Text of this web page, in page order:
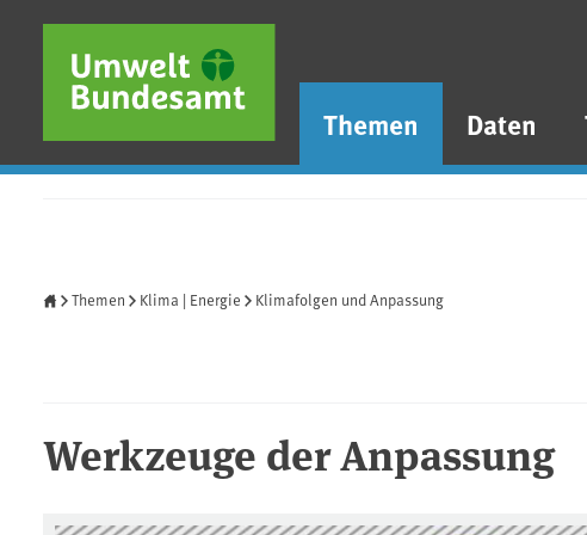
Direkt zum Inhalt
Direkt zum Hauptmenü
Direkt zur Fußzeile
Themen Daten
Themen Klima | Energie Klimafolgen und Anpassung
Werkzeuge der Anpassung